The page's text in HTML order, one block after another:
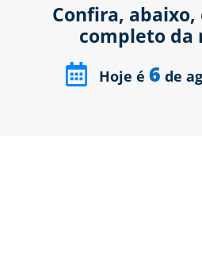
Confira,
completo da
Hoje é 6 de